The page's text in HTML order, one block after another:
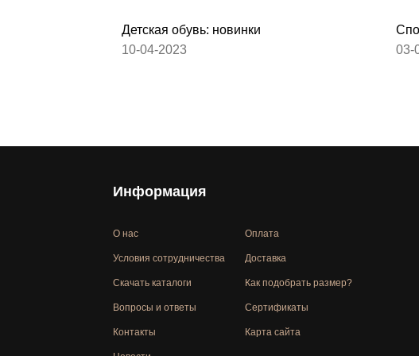
Детская обувь: новинки
10-04-2023
03-
Информация
О нас
Условия сотрудничества
Скачать каталоги
Вопросы и ответы
Контакты
Оплата
Доставка
Как подобрать размер?
Сертификаты
Карта сайта